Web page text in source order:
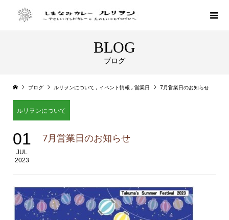
BLOG
ブログ
ブログ ルリヲンについて , イベント情報 , 営業日 7月営業日のお知らせ
ルリヲンについて
01
JUL
2023
7月営業日のお知らせ